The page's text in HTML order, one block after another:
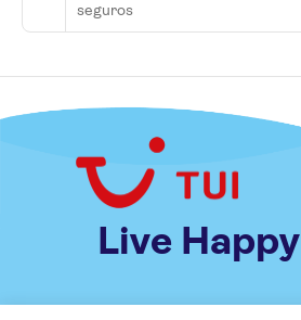
seguros
Live Happy